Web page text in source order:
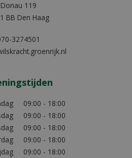
Donau 119
BB Den Haag
3274501
09:00 - 18:00
09:00 - 18:00
09:00 - 18:00
09:00 - 18:00
09:00 - 18:00